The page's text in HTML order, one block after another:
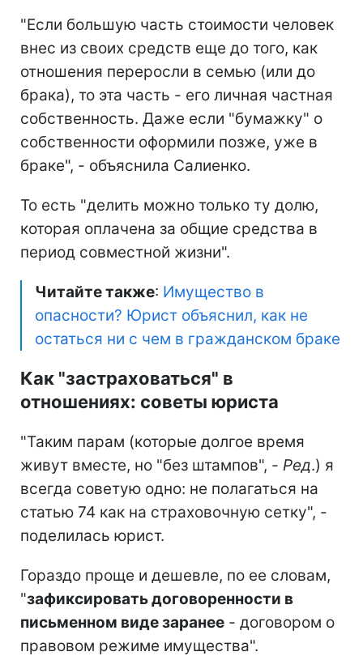
"Если большую часть стоимости человек
внес из своих средств еще до того, как
отношения переросли в семью (или до
брака), то эта часть - его личная частная
собственность. Даже если "бумажку" о
собственности оформили позже, уже в
браке", - объяснила Салиенко.
То есть "делить можно только ту долю,
которая оплачена за общие средства в
период совместной жизни".
Читайте также: Имущество в
опасности? Юрист объяснил, как не
остаться ни с чем в гражданском браке
Как "застраховаться" в
отношениях: советы юриста
"Таким парам (которые долгое время
живут вместе, но "без штампов", - Ред.) я
всегда советую одно: не полагаться на
статью 74 как на страховочную сетку", -
поделилась юрист.
Гораздо проще и дешевле, по ее словам,
"зафиксировать договоренности в
письменном виде заранее - договором о
правовом режиме имущества".